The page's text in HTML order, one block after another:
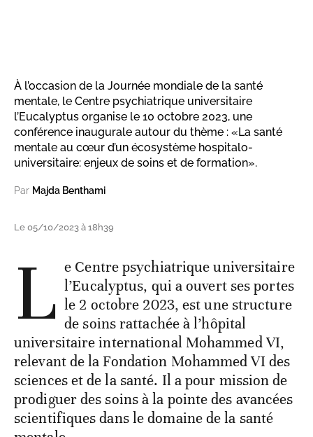
À l’occasion de la Journée mondiale de la santé
mentale, le Centre psychiatrique universitaire
l’Eucalyptus organise le 10 octobre 2023, une
conférence inaugurale autour du thème : «La santé
mentale au cœur d’un écosystème hospitalo-
universitaire: enjeux de soins et de formation».
Par Majda Benthami
Le 05/10/2023 à 18h39
L e Centre psychiatrique universitaire
l’Eucalyptus, qui a ouvert ses portes
le 2 octobre 2023, est une structure
de soins rattachée à l’hôpital
universitaire international Mohammed VI,
relevant de la Fondation Mohammed VI des
sciences et de la santé. Il a pour mission de
prodiguer des soins à la pointe des avancées
scientifiques dans le domaine de la santé